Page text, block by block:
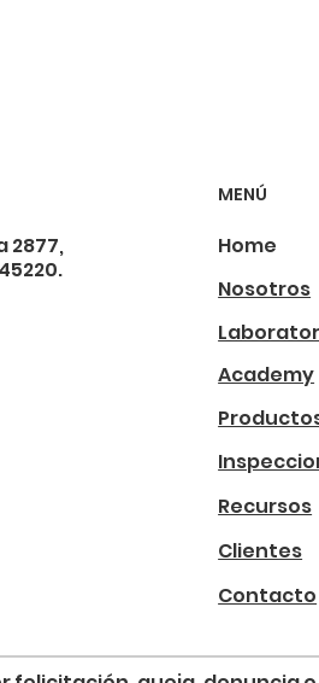
2877,
MENÚ
Home
Nosotros
Academy
Recursos
Clientes
Contacto